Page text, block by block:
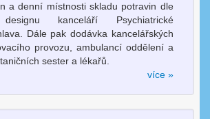
a denní místnosti skladu potravin dle
kanceláří Psychiatrické
Dále pak dodávka kancelářských
provozu, ambulancí oddělení a
sester a lékařů.
více »